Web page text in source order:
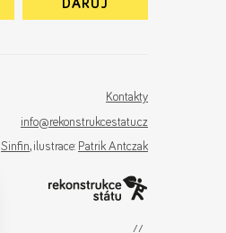
DARUJ
Kontakty
info@rekonstrukcestatu.cz
Sinfin, ilustrace: Patrik Antczak